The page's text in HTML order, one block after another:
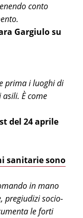
conto
Gargiulo su
prima i luoghi di
È come
del 24 aprile
sanitarie sono
in mano
pregiudizi socio-
le forti